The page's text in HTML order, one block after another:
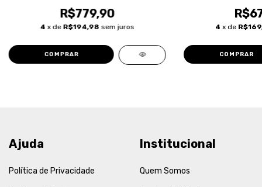
R$779,90
4 x de R$194,98 sem juros
COMPRAR
4 x de
COMPRAR
Ajuda
Política de Privacidade
Institucional
Quem Somos